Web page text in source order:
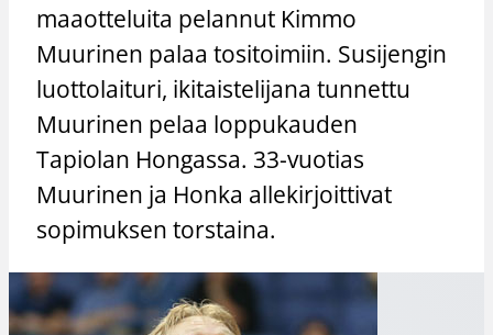
maaotteluita pelannut Kimmo
Muurinen palaa tositoimiin. Susijengin
luottolaituri, ikitaistelijana tunnettu
Muurinen pelaa loppukauden
Tapiolan Hongassa. 33-vuotias
Muurinen ja Honka allekirjoittivat
sopimuksen torstaina.